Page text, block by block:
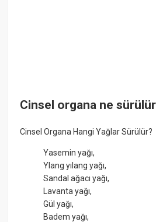
Cinsel organa ne
Cinsel Organa Hangi Yağlar Sürülür?
Yasemin yağı,
Ylang yılang yağı,
Sandal ağacı yağı,
Lavanta yağı,
Gül yağı,
Badem yağı,